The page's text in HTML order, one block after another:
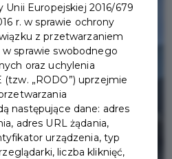
Unii Europejskiej 2016/679
r. w sprawie ochrony
z przetwarzaniem
sprawie swobodnego
oraz uchylenia
„RODO”) uprzejmie
następujące dane: adres
adres URL żądania,
urządzenia, typ
liczba kliknięć,